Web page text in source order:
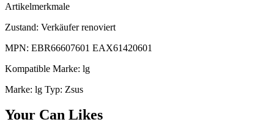
Artikelmerkmale
Zustand: Verkäufer renoviert
MPN: EBR66607601 EAX61420601
Kompatible Marke: lg
Marke: lg Typ: Zsus
Your Can Likes